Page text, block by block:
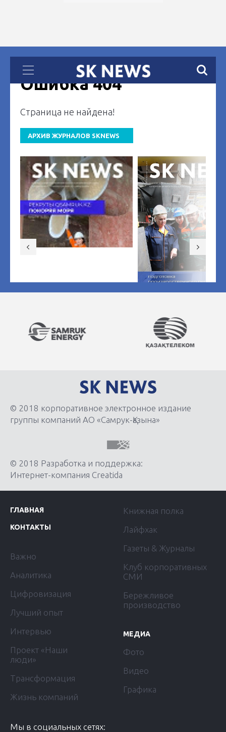
© 2018 корпоративное электронное издание
группы компаний АО «Самрук-Қазына»
© 2018 Разработка и поддержка:
Интернет-компания Creatida
ГЛАВНАЯ
КОНТАКТЫ
Важно
Аналитика
Цифровизация
Лучший опыт
Интервью
Проект «Наши
люди»
Трансформация
Жизнь компаний
Книжная полка
Лайфхак
Газеты & Журналы
Клуб корпоративных
СМИ
Бережливое
производство
МЕДИА
Фото
Видео
Графика
Мы в социальных сетях: